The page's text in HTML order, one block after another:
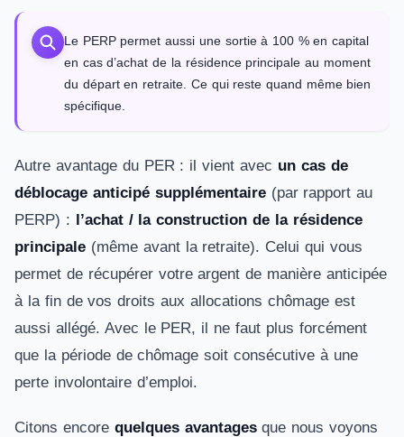
Le PERP permet aussi une sortie à 100 % en capital
en cas d’achat de la résidence principale au moment
du départ en retraite. Ce qui reste quand même bien
spécifique.
Autre avantage du PER : il vient avec un cas de
déblocage anticipé supplémentaire(par rapport au
PERP) : l’achat / la construction de la résidence
principale (même avant la retraite). Celui qui vous
permet de récupérer votre argent de manière anticipée
à la fin de vos droits aux allocations chômage est
aussi allégé. Avec le PER, il ne faut plus forcément
que la période de chômage soit consécutive à une
perte involontaire d’emploi.
Citons encore quelques avantagesque nous voyons